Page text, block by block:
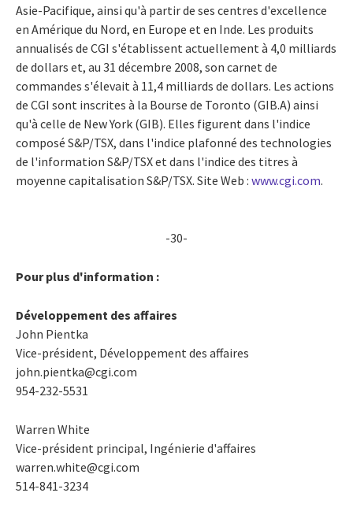
Asie-Pacifique, ainsi qu'à partir de ses centres d'excellence
en Amérique du Nord, en Europe et en Inde. Les produits
annualisés de CGI s'établissent actuellement à 4,0 milliards
de dollars et, au 31 décembre 2008, son carnet de
commandes s'élevait à 11,4 milliards de dollars. Les actions
de CGI sont inscrites à la Bourse de Toronto (GIB.A) ainsi
qu'à celle de New York (GIB). Elles figurent dans l'indice
composé S&P/TSX, dans l'indice plafonné des technologies
de l'information S&P/TSX et dans l'indice des titres à
moyenne capitalisation S&P/TSX. Site Web : www.cgi.com.
-30-
Pour plus d'information :
Développement des affaires
John Pientka
Vice-président, Développement des affaires
john.pientka@cgi.com
954-232-5531
Warren White
Vice-président principal, Ingénierie d'affaires
warren.white@cgi.com
514-841-3234